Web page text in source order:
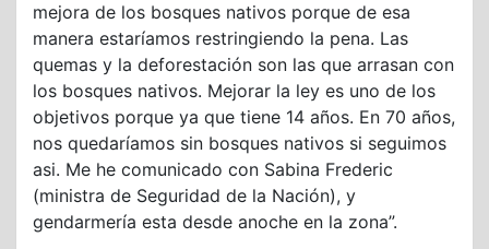
mejora de los bosques nativos porque de esa
manera estaríamos restringiendo la pena. Las
quemas y la deforestación son las que arrasan con
los bosques nativos. Mejorar la ley es uno de los
objetivos porque ya que tiene 14 años. En 70 años,
nos quedaríamos sin bosques nativos si seguimos
asi. Me he comunicado con Sabina Frederic
(ministra de Seguridad de la Nación), y
gendarmería esta desde anoche en la zona”.